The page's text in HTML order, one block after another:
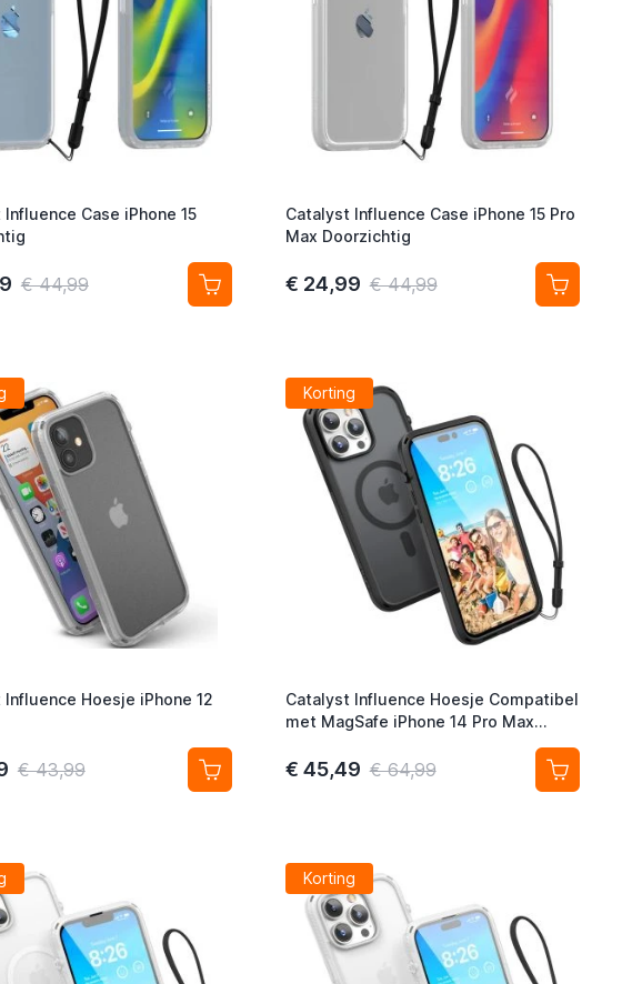
Case iPhone 15
€ 44,99
Catalyst Influence Case iPhone 15 Pro
Max Doorzichtig
€ 24,99 € 44,99
Hoesje iPhone 12
€ 43,99
Korting
Catalyst Influence Hoesje Compatibel
met MagSafe iPhone 14 Pro Max
€ 45,49 € 64,99
Korting